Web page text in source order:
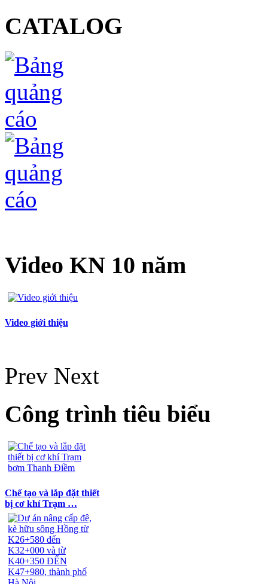
CATALOG
Video KN 10 năm
Video giới thiệu
Prev Next
Công trình tiêu biểu
Chế tạo và lắp đặt thiết
bị cơ khí Trạm …